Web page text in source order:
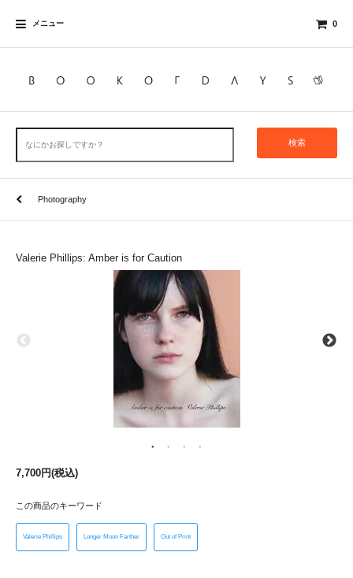
メニュー 0
検索
Photography
Valerie Phillips: Amber is for Caution
7,700円(税込)
この商品のキーワード
Valerie Phillips Longer Moon Farther Out of Print